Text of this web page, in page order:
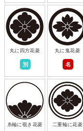
丸に四方花菱
別
丸に鬼花菱
名
糸輪に覗き花菱 二重輪に花菱